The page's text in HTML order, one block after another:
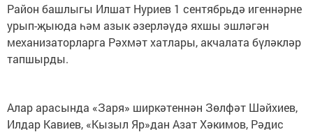
Район башлыгы Илшат Нуриев 1 сентябрьдә игеннәрне
урып-җыюда һәм азык әзерләүдә яхшы эшләгән
механизаторларга Рәхмәт хатлары, акчалата бүләкләр
тапшырды.
Алар арасында «Заря» ширкәтеннән Зөлфәт Шәйхиев,
Илдар Кавиев, «Кызыл Яр»дан Азат Хәкимов, Рәдис